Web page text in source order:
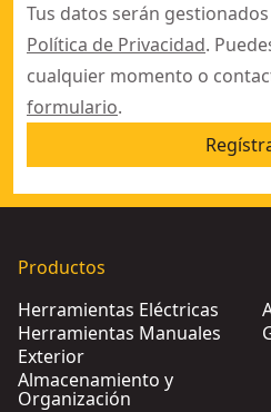
Tus datos serán
Política de Privacidad.
cualquier momento o
formulario.
Productos
Herramientas Eléctricas
Herramientas Manuales
Exterior
Almacenamiento y
Organización